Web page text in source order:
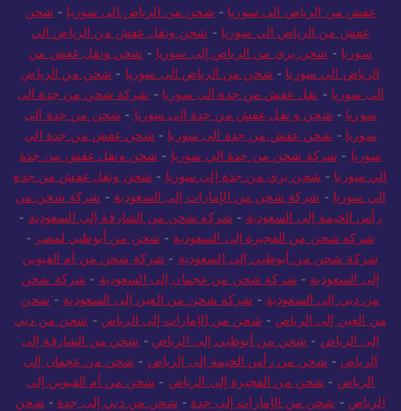
عفش من الرياض الى سوريا - شحن من الرياض الى سوريا - شحن
عفش من الرياض الي سوريا - شحن ونقل عفش من الرياض الي
سوريا - شحن بري من الرياض إلى سوريا - شحن ونقل عفش من
الرياض الي سوريا - شحن من الرياض الى سوريا - شحن من الرياض
الى سوريا - نقل عفش من جدة الى سوريا - شركة شحن من جدة الى
سوريا - شحن و نقل عفش من جدة الى سوريا - شحن من جدة الى
سوريا - شحن عفش من جدة الى سوريا - شحن عفش من جدة الي
سوريا - شركة شحن من جدة الي سوريا - شحن ونقل عفش من جدة
الي سوريا - شحن بري من جدة إلى سوريا - شحن ونقل عفش من جدة
الي سوريا - شركة شحن من الإمارات إلى السعودية - شركة شحن من
رأس الخيمة إلى السعودية - شركة شحن من الشارقة إلى السعودية -
شركة شحن من الفجيرة إلى السعودية - شحن من أبوظبي لمصر -
شركة شحن من أبوظبي إلى السعودية - شركة شحن من أم القيوين
إلى السعودية - شركة شحن من عجمان إلى السعودية - شركة شحن
من دبي إلى السعودية - شركة شحن من العين إلى السعودية - شحن
من العين إلى الرياض - شحن من الإمارات إلى الرياض - شحن من دبي
إلى الرياض - شحن من أبوظبي إلى الرياض - شحن من الشارقة إلى
الرياض - شحن من رأس الخيمة إلى الرياض - شحن من عجمان إلى
الرياض - شحن من الفجيرة إلى الرياض - شحن من أم القيوين إلى
الرياض - شحن من الإمارات إلى جدة - شحن من دبي إلى جدة - شحن